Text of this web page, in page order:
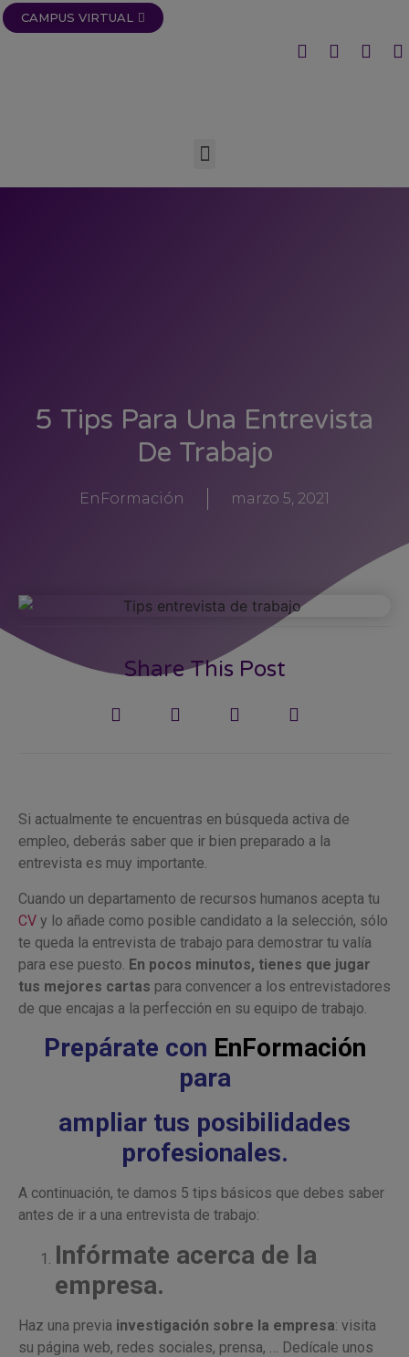
CAMPUS VIRTUAL
5 Tips Para Una Entrevista
De Trabajo
EnFormación marzo 5, 2021
Share This Post
Si actualmente te encuentras en búsqueda activa de
empleo, deberás saber que ir bien preparado a la
entrevista es muy importante.
Cuando un departamento de recursos humanos acepta tu
CV y lo añade como posible candidato a la selección, sólo
te queda la entrevista de trabajo para demostrar tu valía
para ese puesto. En pocos minutos, tienes que jugar
tus mejores cartas para convencer a los entrevistadores
de que encajas a la perfección en su equipo de trabajo.
Prepárate con EnFormación
para
ampliar tus posibilidades
profesionales.
A continuación, te damos 5 tips básicos que debes saber
antes de ir a una entrevista de trabajo:
Infórmate acerca de la
empresa.
Haz una previa investigación sobre la empresa: visita
su página web, redes sociales, prensa, … Dedícale unos